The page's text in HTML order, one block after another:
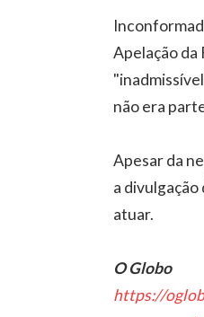
Apelação
não era
Apesar da
a
atuar.
O Globo
https://